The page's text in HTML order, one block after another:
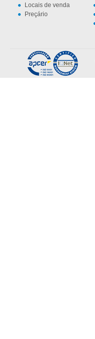
Locais de venda
Preçário